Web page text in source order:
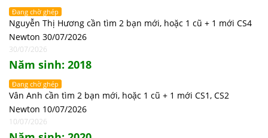
Đang chờ ghép
Nguyễn Thị Hương cần tìm 2 bạn mới, hoặc 1 cũ + 1 mới CS4
Newton 30/07/2026
30/07/2026
Năm sinh: 2018
Đang chờ ghép
Vân Anh cần tìm 2 bạn mới, hoặc 1 cũ + 1 mới CS1, CS2
Newton 10/07/2026
10/07/2026